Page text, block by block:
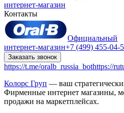
интернет-магазин
Контакты
Официальный
интернет-магазин+7 (499) 455-04-
Заказать звонок
https://t.me/oralb_russia_bothttps://
Колорс Груп — ваш
Фирменные интернет магазины,
продажи на маркетплейсах.